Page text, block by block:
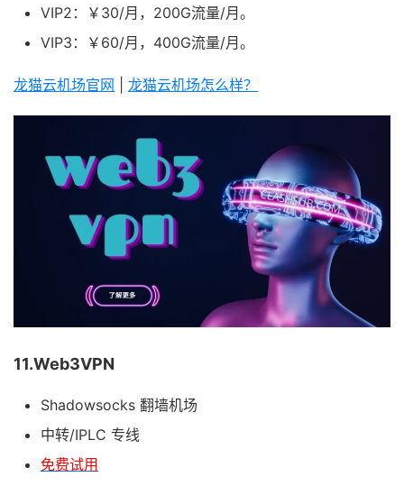
VIP2：￥30/月，200G流量/月。
VIP3：￥60/月，400G流量/月。
龙猫云机场官网 龙猫云机场怎么样？
11.Web3VPN
Shadowsocks 翻墙机场
中转/IPLC 专线
免费试用